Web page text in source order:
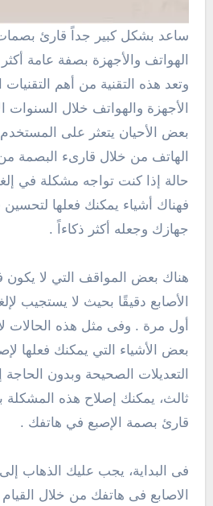
ساعد بشكل كبير جداً قارئ بصمات الاصابع على جعل
الهواتف والأجهزة بصفة عامة أكثر
وتعد هذه التقنية من أهم
الأجهزة والهواتف خلال السنوات
بعض الأحيان يتعثر على
الهاتف من خلال قارىء البصمة
حالة إذا كنت تواجه مشكلة في
فهناك أشياء يمكنك فعلها
جهازك وجعله أكثر ذكاءاً .
هناك بعض المواقف التي لا يكون
الأصابع دقيقًا بحيث لا يستجيب
أول مرة . وفى مثل هذه الحالات
بعض الأشياء التي يمكنك فعلها
التعديلات الصحيحة وبدون
قارئ بصمة الإصبع في هاتفك .
فى البداية، يجب عليك الذهاب
الاصابع فى هاتفك من خلال القيام